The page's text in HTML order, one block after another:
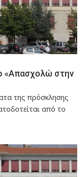
«Απασχολώ στην
της πρόσκλησης
από το